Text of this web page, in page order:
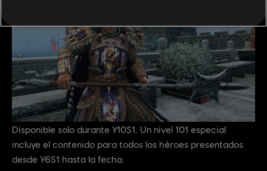
Disponible solo durante Y10S1. Un nivel 101 especial
incluye el contenido para todos los héroes presentados
desde Y6S1 hasta la fecha.